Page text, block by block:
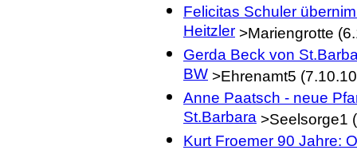
Felicitas Schuler
Heitzler >Mariengrotte
Gerda Beck von
BW >Ehrenamt5
Anne Paatsch - neue
St.Barbara >Seelsorge1
Kurt Froemer 90 Jahre: